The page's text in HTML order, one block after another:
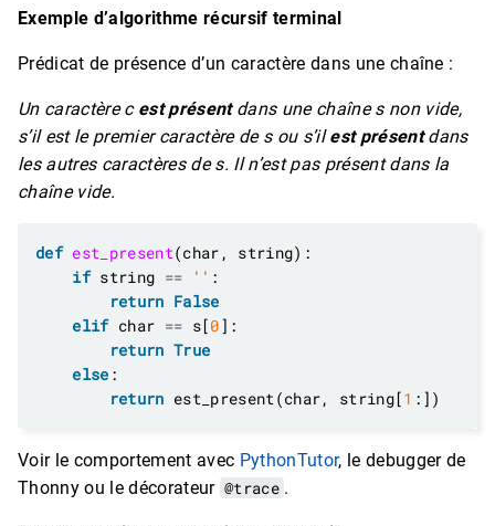
Exemple d’algorithme récursif terminal
Prédicat de présence d’un caractère dans une chaîne :
Un caractèrec est présentdans une chaînesnon vide,
s’il est le premier caractère de sou s’ilest présentdans
les autres caractères des. Il n’est pas présent dans la
chaîne vide.
def est_present
if string == ''
return False
elif char == s[0
return True
else
return est_present(char, string[1
Voir le comportement avec PythonTutor, le debugger de
Thonny ou le décorateur @trace .